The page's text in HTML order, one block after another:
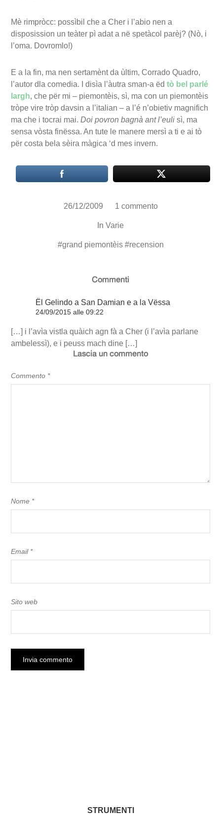
Mè rimpròcc: possìbil che a Cher i l’abio nen a
disposission un teàter pì adat a në spetàcol parèj? (Nò, i
l’oma. Dovromlo!)
E a la fin, ma nen sertamènt da ùltim, Corrado Quadro,
l’autor dla comedia. I disìa l’àutra sman-a ëdtò bel parlé
largh, che për mi – piemontèis, sì, ma con un piemontèis
tròpe vire tròp davsin a l’italian – a l’é n’obietiv magnifich
ma che i tocrai mai.Doi povron bagnà ant l’euli sì, ma
sensa vòsta finëssa. An tute le manere mersì a ti e ai tò
për costa bela sèira màgica ‘d mes invern.
26/12/2009 1 commento
In Varie
#grand piemontèis#recension
Commenti
Ël Gelindo a San Damian e a la Vëssa
24/09/2015 alle 09:22
[…] i l’avìa vistla quàich agn fà a Cher (i l’avìa parlane
ambelessì), e i peuss mach dine […]
Lascia un commento
Commento *
Nome *
Email *
Sito web
STRUMENTI